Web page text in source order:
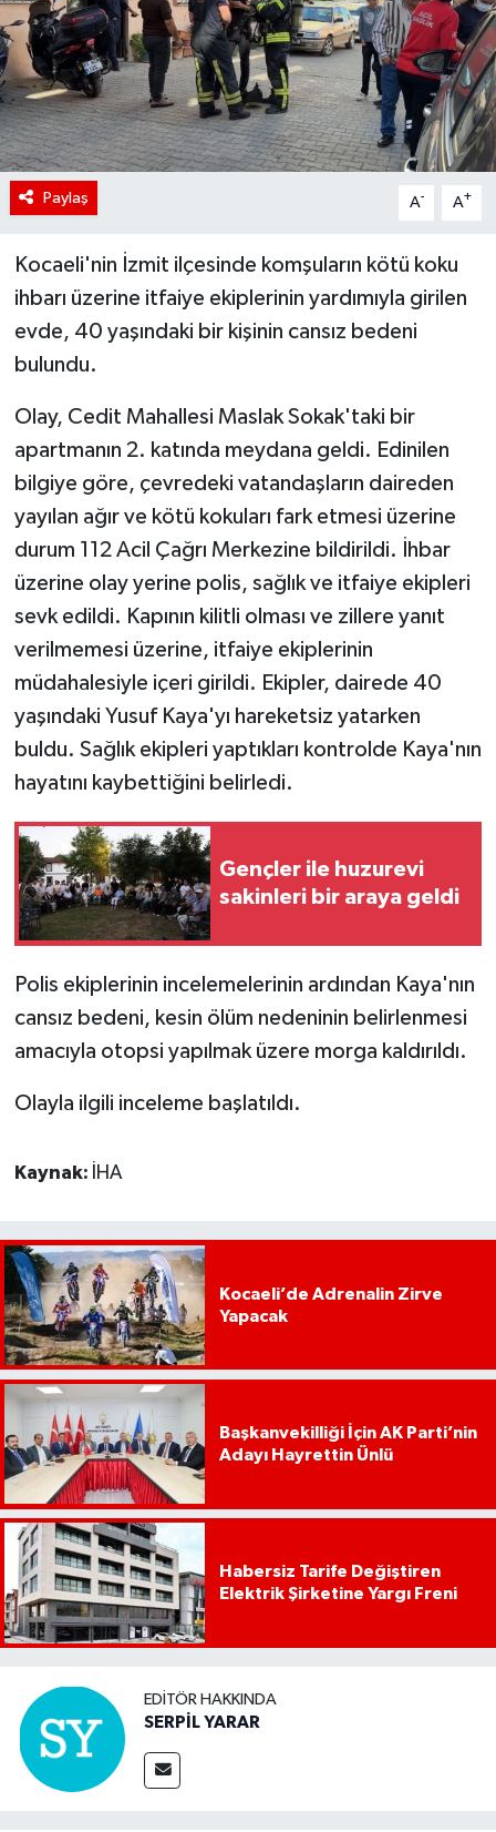
Paylaş A- A+
Kocaeli'nin İzmit ilçesinde komşuların kötü koku
ihbarı üzerine itfaiye ekiplerinin yardımıyla girilen
evde, 40 yaşındaki bir kişinin cansız bedeni
bulundu.
Olay, Cedit Mahallesi Maslak Sokak'taki bir
apartmanın 2. katında meydana geldi. Edinilen
bilgiye göre, çevredeki vatandaşların daireden
yayılan ağır ve kötü kokuları fark etmesi üzerine
durum 112 Acil Çağrı Merkezine bildirildi. İhbar
üzerine olay yerine polis, sağlık ve itfaiye ekipleri
sevk edildi. Kapının kilitli olması ve zillere yanıt
verilmemesi üzerine, itfaiye ekiplerinin
müdahalesiyle içeri girildi. Ekipler, dairede 40
yaşındaki Yusuf Kaya'yı hareketsiz yatarken
buldu. Sağlık ekipleri yaptıkları kontrolde Kaya'nın
hayatını kaybettiğini belirledi.
Gençler ile huzurevi
sakinleri bir araya geldi
Polis ekiplerinin incelemelerinin ardından Kaya'nın
cansız bedeni, kesin ölüm nedeninin belirlenmesi
amacıyla otopsi yapılmak üzere morga kaldırıldı.
Olayla ilgili inceleme başlatıldı.
Kaynak: İHA
Kocaeli’de Adrenalin Zirve
Yapacak
Başkanvekilliği İçin AK Parti’nin
Adayı Hayrettin Ünlü
Habersiz Tarife Değiştiren
Elektrik Şirketine Yargı Freni
EDITÖR HAKKINDA
SERPİL YARAR